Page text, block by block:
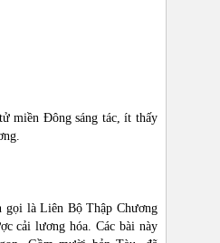
miền Đông sáng tác, ít thấy
gọi là Liên Bộ Thập Chương
cải lương hóa. Các bài này